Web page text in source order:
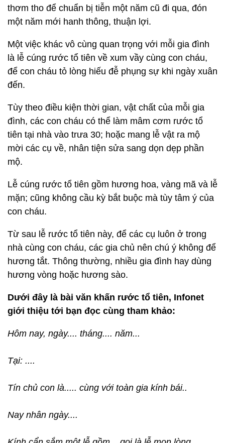
thơm tho để chuẩn bị tiễn một năm cũ đi qua, đón
một năm mới hanh thông, thuận lợi.
Một việc khác vô cùng quan trọng với mỗi gia đình
là lễ cúng rước tổ tiên về xum vầy cùng con cháu,
để con cháu tỏ lòng hiếu đễ phụng sự khi ngày xuân
đến.
Tùy theo điều kiện thời gian, vật chất của mỗi gia
đình, các con cháu có thể làm mâm cơm rước tổ
tiên tại nhà vào trưa 30; hoặc mang lễ vật ra mộ
mời các cụ về, nhân tiện sửa sang dọn dẹp phần
mộ.
Lễ cúng rước tổ tiên gồm hương hoa, vàng mã và lễ
mặn; cũng không cầu kỳ bắt buộc mà tùy tâm ý của
con cháu.
Từ sau lễ rước tổ tiên này, để các cụ luôn ở trong
nhà cùng con cháu, các gia chủ nên chú ý không để
hương tắt. Thông thường, nhiều gia đình hay dùng
hương vòng hoặc hương sào.
Dưới đây là bài văn khấn rước tổ tiên, Infonet
giới thiệu tới bạn đọc cùng tham khảo:
Hôm nay, ngày.... tháng.... năm...
Tại: ....
Tín chủ con là..... cùng với toàn gia kính bái..
Nay nhân ngày....